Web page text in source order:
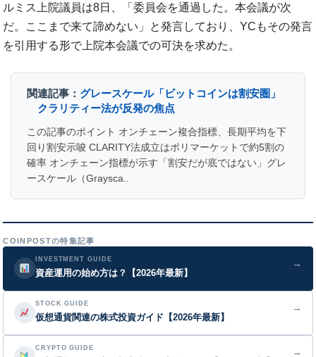
ルミス上院議員は8日、「委員会を通過した。本会議が次
だ。ここまで来て諦めない」と発言しており、YCもその発言
を引用する形で上院本会議での可決を求めた。
関連記事： グレースケール「ビットコインは割安圏」
クラリティー法が反発の焦点
この記事のポイント オンチェーン複合指標、長期平均を下
回り割安示唆 CLARITY法成立はポリマーケットで約5割の
確率 オンチェーン指標が示す「割安だが底ではない」グレ
ースケール（Graysca..
COINPOSTの特集記事
INVESTMENT GUIDE
資産運用の始め方は？【2026年最新】
→
STOCK GUIDE
仮想通貨関連の株式投資ガイド【2026年最新】
→
CRYPTO GUIDE →